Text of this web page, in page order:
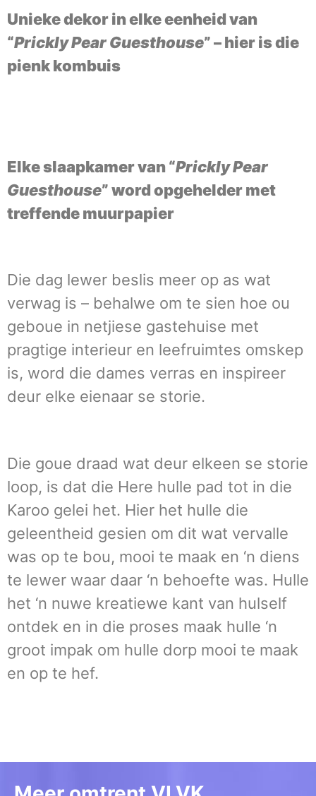
Unieke dekor in elke eenheid van
“Prickly Pear Guesthouse” – hier is die
pienk kombuis
Elke slaapkamer van “Prickly Pear
Guesthouse” word opgehelder met
treffende muurpapier
Die dag lewer beslis meer op as wat
verwag is – behalwe om te sien hoe ou
geboue in netjiese gastehuise met
pragtige interieur en leefruimtes omskep
is, word die dames verras en inspireer
deur elke eienaar se storie.
Die goue draad wat deur elkeen se storie
loop, is dat die Here hulle pad tot in die
Karoo gelei het. Hier het hulle die
geleentheid gesien om dit wat vervalle
was op te bou, mooi te maak en ‘n diens
te lewer waar daar ‘n behoefte was. Hulle
het ‘n nuwe kreatiewe kant van hulself
ontdek en in die proses maak hulle ‘n
groot impak om hulle dorp mooi te maak
en op te hef.